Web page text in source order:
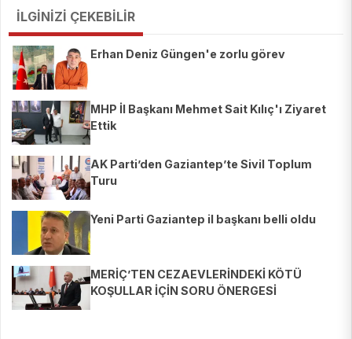
İLGİNİZİ ÇEKEBİLİR
Erhan Deniz Güngen'e zorlu görev
MHP İl Başkanı Mehmet Sait Kılıç'ı Ziyaret
Ettik
AK Parti’den Gaziantep’te Sivil Toplum
Turu
Yeni Parti Gaziantep il başkanı belli oldu
MERİÇ’TEN CEZAEVLERİNDEKİ KÖTÜ
KOŞULLAR İÇİN SORU ÖNERGESİ